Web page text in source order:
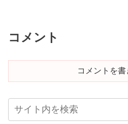
コメント
コメントを書